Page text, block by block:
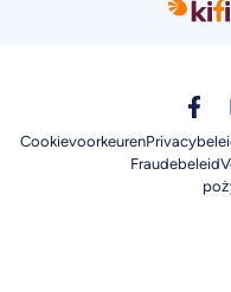
Cookievoorkeuren
Fraudebeleid